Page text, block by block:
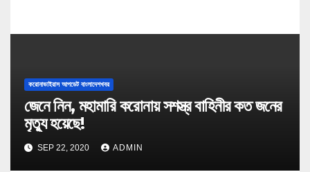
করোনাভাইরাস আপডেট বাংলাদেশখবর
জেনে নিন, মহামারি করোনায় সশস্ত্র বাহিনীর কত জনের
মৃত্যু হয়েছে!
SEP 22, 2020 ADMIN